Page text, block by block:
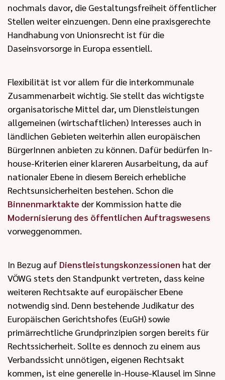
nochmals davor, die Gestaltungsfreiheit öffentlicher
Stellen weiter einzuengen. Denn eine praxisgerechte
Handhabung von Unionsrecht ist für die
Daseinsvorsorge in Europa essentiell.
Flexibilität ist vor allem für die interkommunale
Zusammenarbeit wichtig. Sie stellt das wichtigste
organisatorische Mittel dar, um Dienstleistungen
allgemeinen (wirtschaftlichen) Interesses auch in
ländlichen Gebieten weiterhin allen europäischen
BürgerInnen anbieten zu können. Dafür bedürfen In-
house-Kriterien einer klareren Ausarbeitung, da auf
nationaler Ebene in diesem Bereich erhebliche
Rechtsunsicherheiten bestehen. Schon die
Binnenmarktakte der Kommission hatte die
Modernisierung des öffentlichen Auftragswesens
vorweggenommen.
In Bezug auf Dienstleistungskonzessionen hat der
VÖWG stets den Standpunkt vertreten, dass keine
weiteren Rechtsakte auf europäischer Ebene
notwendig sind. Denn bestehende Judikatur des
Europäischen Gerichtshofes (EuGH) sowie
primärrechtliche Grundprinzipien sorgen bereits für
Rechtssicherheit. Sollte es dennoch zu einem aus
Verbandssicht unnötigen, eigenen Rechtsakt
kommen, ist eine generelle in-House-Klausel im Sinne